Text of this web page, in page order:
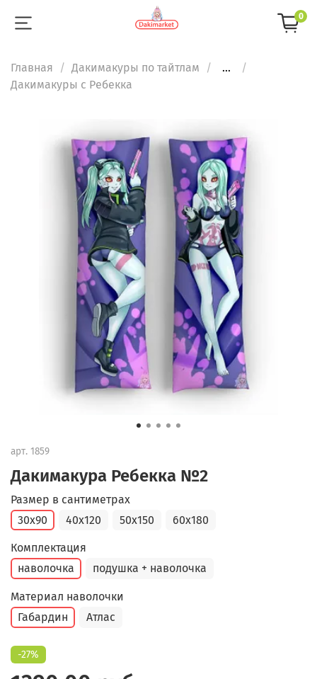
0
Главная Дакимакуры по тайтлам
...
Дакимакуры с Ребекка
арт. 1859
Дакимакура Ребекка №2
Размер в сантиметрах
30x90
40x120 50x150 60x180
Комплектация
наволочка
подушка + наволочка
Материал наволочки
Габардин
Атлас
-27%